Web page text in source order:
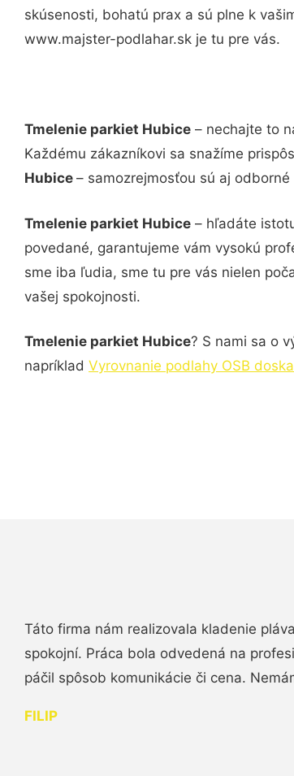
skúsenosti, bohatú prax a sú plne k
www.majster-podlahar.sk je tu pre vás.
Tmelenie parkiet Hubice – nechajte to
Každému zákazníkovi sa snažíme
Hubice – samozrejmosťou sú aj
Tmelenie parkiet Hubice – hľadáte
povedané, garantujeme vám vysokú
sme iba ľudia, sme tu pre vás nielen
vašej spokojnosti.
Tmelenie parkiet Hubice? S nami sa o
napríklad Vyrovnanie podlahy OSB
Táto firma nám realizovala kladenie
spokojní. Práca bola odvedená na
páčil spôsob komunikácie či cena.
FILIP